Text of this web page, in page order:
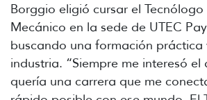
Borggio eligió cursar el
Mecánico en la sede de UTEC
buscando una formación práctica
industria. “Siempre me interesó
quería una carrera que me